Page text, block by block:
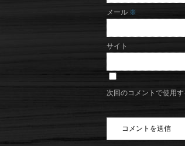
メール ※
サイト
次回のコメントで使用